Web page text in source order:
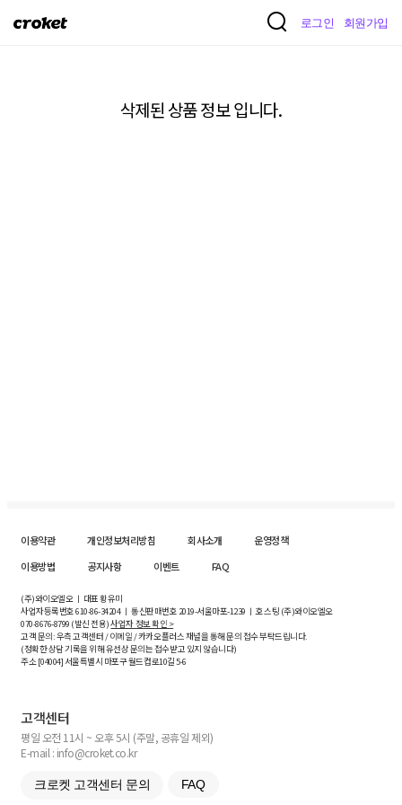
크
로그인 회원가입
삭제된 상품 정보 입니다.
이용약관 개인정보처리방침 회사소개
운영정책
이용방법
공지사항 이벤트 FAQ
(주)와이오엘오 ㅣ 대표 황유미
사업자등록번호610-86-34204ㅣ 통신판매번호 2019-서울마포-1239 ㅣ 호스팅 (주)와이오엘오
070-8676-8799 (발신 전용)사업자 정보 확인 >
고객 문의: 우측 고객센터 / 이메일 / 카카오플러스 채널을 통해 문의 접수 부탁드립니다.
(정확한 상담 기록을 위해 유선상 문의는 접수받고 있지 않습니다)
주소 [04004] 서울특별시 마포구 월드컵로10길5-6
고객센터
평일 오전 11시 ~ 오후 5시 (주말, 공휴일 제외)
E-mail : info@croket.co.kr
크로켓 고객센터 문의 FAQ